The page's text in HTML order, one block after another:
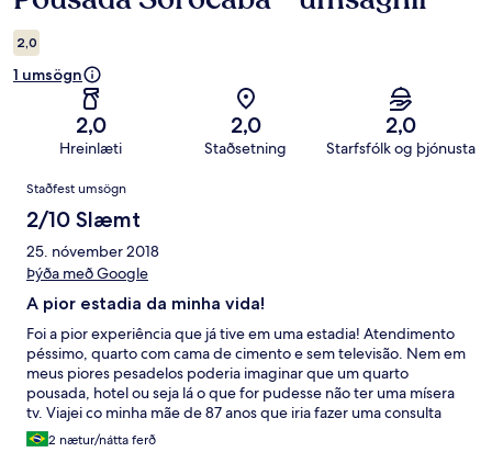
2,0
1 umsögn
2,0
Hreinlæti
2,0
Staðsetning
2,0
Starfsfólk og þjónusta
Umsagnir
Staðfest umsögn
2/10 Slæmt
25. nóvember 2018
Þýða með Google
A pior estadia da minha vida!
Foi a pior experiência que já tive em uma estadia! Atendimento
péssimo, quarto com cama de cimento e sem televisão. Nem em
meus piores pesadelos poderia imaginar que um quarto
pousada, hotel ou seja lá o que for pudesse não ter uma mísera
tv. Viajei co minha mãe de 87 anos que iria fazer uma consulta
médica na cidade. Foram quase 9 horas de viagem e ao chegar
2 nætur/nátta ferð